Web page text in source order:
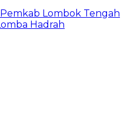
Pemkab Lombok Tengah
Hadrah